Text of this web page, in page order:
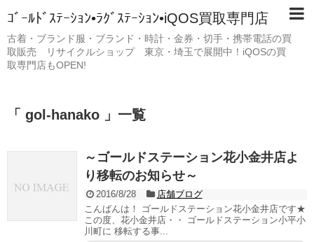
ｺﾞｰﾙﾄﾞｽﾃｰｼｮﾝ•ﾗｸﾞｽﾃｰｼｮﾝ•iQOS買取専門店
古着・ブランド服・ブランド・時計・金券・切手・携帯電話の買
取販売 リサイクルショップ 東京・埼玉で展開中！iQOSの買
取専門店もOPEN!
「 gol-hanako 」一覧
～ゴールドステーション花小金井店よ
り移転のお知らせ～
2016/8/28
店舗ブログ
こんばんは！ ゴールドステーション花小金井店です★
この度、花小金井店・・ ゴールドステーション小平小
川町に 移転する事...